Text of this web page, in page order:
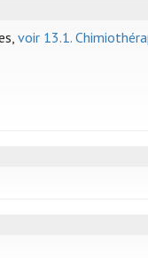
voir 13.1.